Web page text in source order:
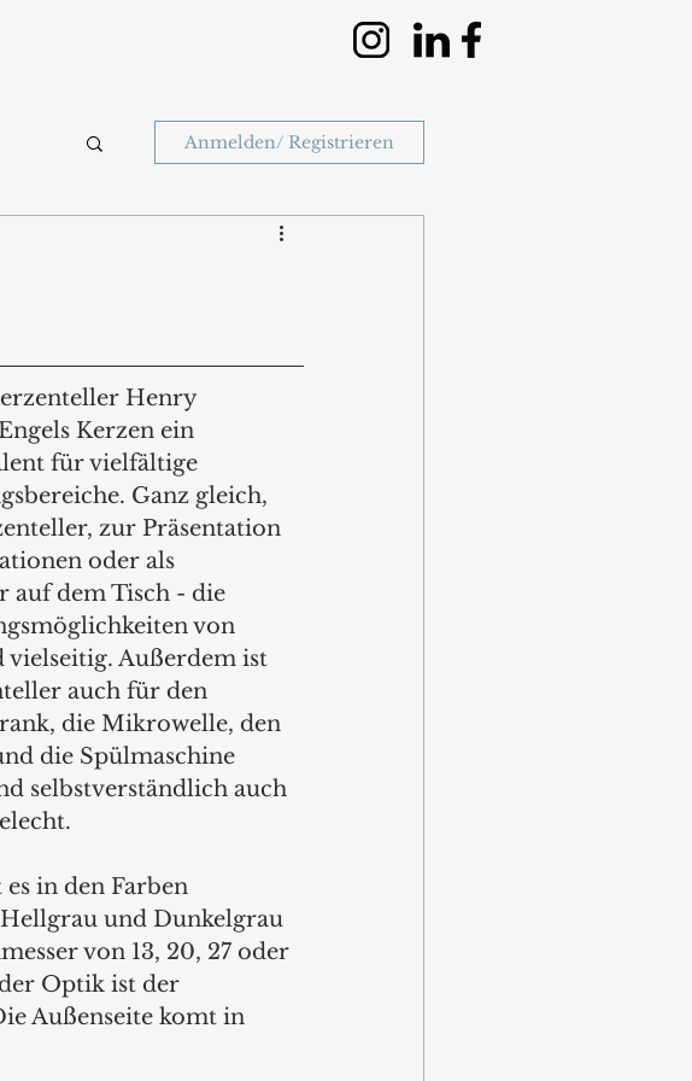
Anmelden/ Registrieren
Henry
Kerzen ein
für vielfältige
Ganz gleich,
zur Präsentation
oder als
auf dem Tisch - die
von
vielseitig. Außerdem ist
auch für den
die Mikrowelle, den
die Spülmaschine
selbstverständlich auch
in den Farben
und Dunkelgrau
von 13, 20, 27 oder
Optik ist der
Außenseite komt in